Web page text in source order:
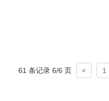
61 条记录 6/6 页 < 1